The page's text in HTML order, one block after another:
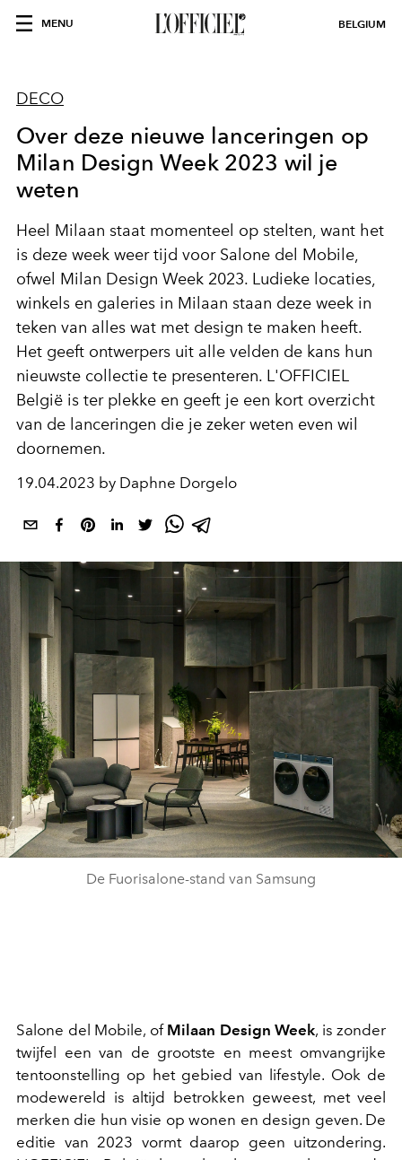
MENU BELGIUM
DECO
Over deze nieuwe lanceringen op
Milan Design Week 2023 wil je
weten
Heel Milaan staat momenteel op stelten, want het
is deze week weer tijd voor Salone del Mobile,
ofwel Milan Design Week 2023. Ludieke locaties,
winkels en galeries in Milaan staan deze week in
teken van alles wat met design te maken heeft.
Het geeft ontwerpers uit alle velden de kans hun
nieuwste collectie te presenteren. L'OFFICIEL
België is ter plekke en geeft je een kort overzicht
van de lanceringen die je zeker weten even wil
doornemen.
19.04.2023 by Daphne Dorgelo
De Fuorisalone-stand van Samsung
Salone del Mobile, of Milaan Design Week, is zonder
twijfel een van de grootste en meest omvangrijke
tentoonstelling op het gebied van lifestyle. Ook de
modewereld is altijd betrokken geweest, met veel
merken die hun visie op wonen en design geven. De
editie van 2023 vormt daarop geen uitzondering.